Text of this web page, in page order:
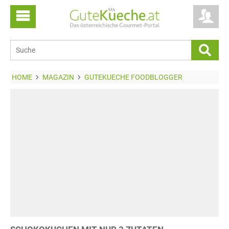
HOME MAGAZIN GUTEKUECHE FOODBLOGGER